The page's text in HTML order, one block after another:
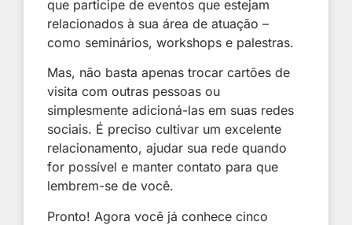
que participe de eventos que estejam
relacionados à sua área de atuação –
como seminários, workshops e palestras.
Mas, não basta apenas trocar cartões de
visita com outras pessoas ou
simplesmente adicioná-las em suas redes
sociais. É preciso cultivar um excelente
relacionamento, ajudar sua rede quando
for possível e manter contato para que
lembrem-se de você.
Pronto! Agora você já conhece cinco